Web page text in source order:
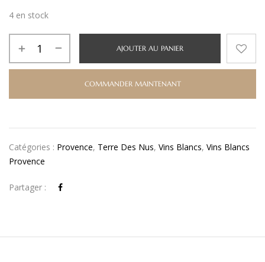
4 en stock
AJOUTER AU PANIER
COMMANDER MAINTENANT
Catégories : Provence, Terre Des Nus, Vins Blancs, Vins Blancs
Provence
Partager :